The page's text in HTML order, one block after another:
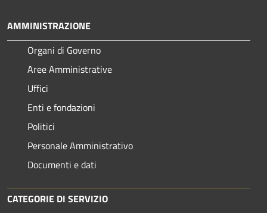
AMMINISTRAZIONE
Organi di Governo
Aree Amministrative
Uffici
Enti e fondazioni
Politici
Personale Amministrativo
Documenti e dati
CATEGORIE DI SERVIZIO